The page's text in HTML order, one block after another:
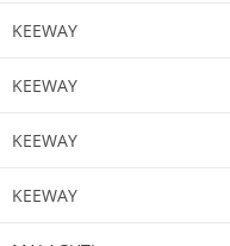
KEEWAY
KEEWAY
KEEWAY
KEEWAY